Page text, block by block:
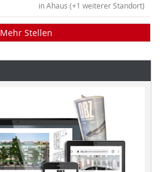
in Ahaus (+1 weiterer Standort)
Mehr Stellen